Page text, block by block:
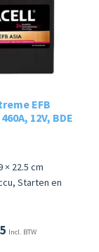
EFB
12V, BDE
× 22.5 cm
Starten en
Incl. BTW